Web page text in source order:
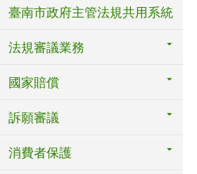
臺南市政府主管法規共用系統
法規審議業務
國家賠償
訴願審議
消費者保護